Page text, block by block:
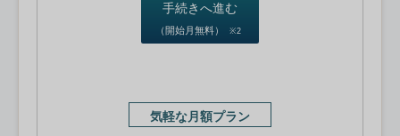
手続きへ進む
（開始月無料） ※2
気軽な月額プラン